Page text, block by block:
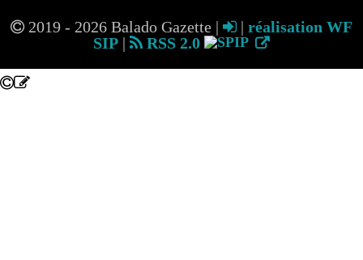
2019 - 2026 Balado Gazette | | réalisation WF
SIP | RSS 2.0